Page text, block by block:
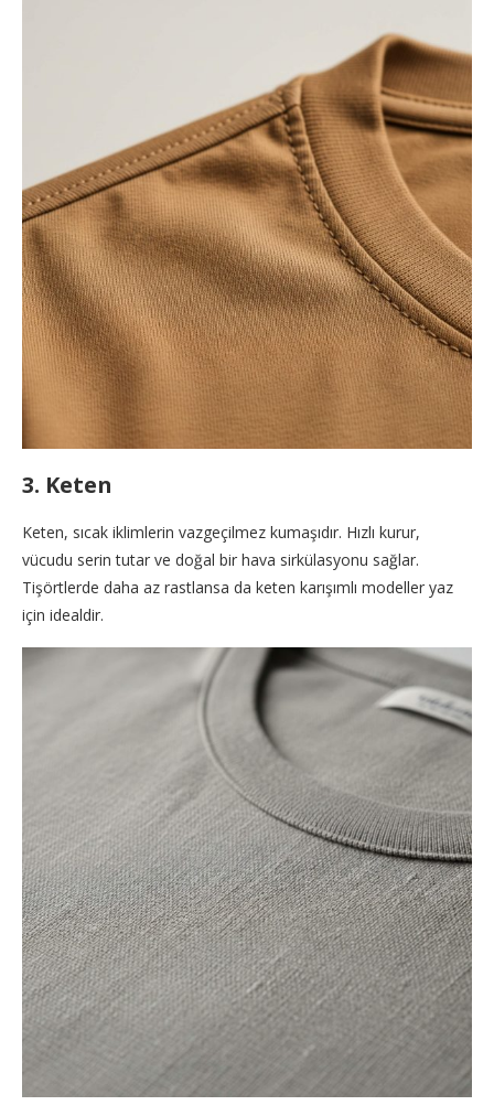
3. Keten
Keten, sıcak iklimlerin vazgeçilmez kumaşıdır. Hızlı kurur,
vücudu serin tutar ve doğal bir hava sirkülasyonu sağlar.
Tişörtlerde daha az rastlansa da keten karışımlı modeller yaz
için idealdir.